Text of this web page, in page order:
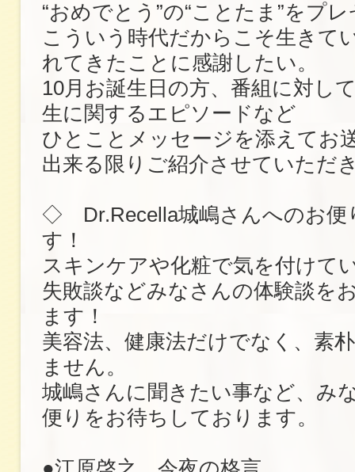
“おめでとう”の“ことたま”をプ
こういう時代だからこそ生きて
れてきたことに感謝したい。
10月お誕生日の方、番組に対し
生に関するエピソードなど
ひとことメッセージを添えてお
出来る限りご紹介させていただ
◇ Dr.Recella城嶋さんへのお便
す！
スキンケアや化粧で気を付けて
失敗談などみなさんの体験談を
ます！
美容法、健康法だけでなく、素
ません。
城嶋さんに聞きたい事など、み
便りをお待ちしております。